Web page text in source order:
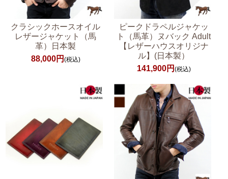
クラシックホースオイル
レザージャケット（馬
革）日本製
88,000円 (税込)
ピークドラペルジャケッ
ト（馬革）ヌバック Adult
【レザーハウスオリジナ
ル】(日本製）
141,900円 (税込)